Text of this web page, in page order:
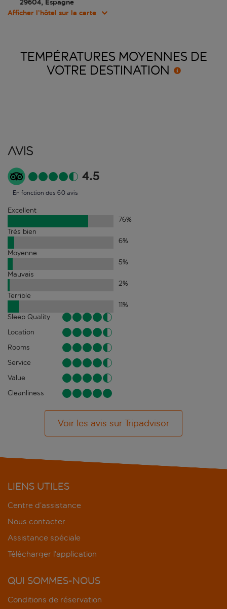
29604, Espagne
Afficher l’hôtel sur la carte
TEMPÉRATURES MOYENNES DE
VOTRE DESTINATION
Avis
4.5
En fonction des 60 avis
Excellent
76%
Très bien
6%
Moyenne
5%
Mauvais
2%
Terrible
11%
Sleep Quality
Location
Rooms
Service
Value
Cleanliness
Voir les avis sur Tripadvisor
LIENS UTILES
Centre d’assistance
Nous contacter
Assistance spéciale
Télécharger l’application
QUI SOMMES-NOUS
Conditions de réservation